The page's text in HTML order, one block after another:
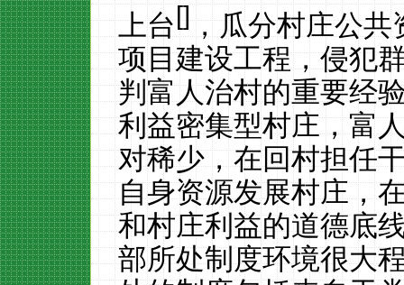
上台[]，瓜分村庄公共
项目建设工程，侵犯
判富人治村的重要经
利益密集型村庄，富
对稀少，在回村担任
自身资源发展村庄，
和村庄利益的道德底
部所处制度环境很大